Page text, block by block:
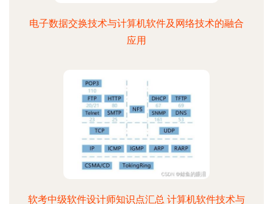
电子数据交换技术与计算机软件及网络技术的融合
应用
软考中级软件设计师知识点汇总 计算机软件技术与